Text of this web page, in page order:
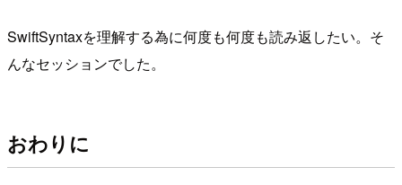
SwiftSyntaxを理解する為に何度も何度も読み返したい。そ
んなセッションでした。
おわりに